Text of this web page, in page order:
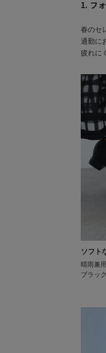
1. フ
春のセ
通勤に
疲れに
ソフト
晴雨兼
ブラック